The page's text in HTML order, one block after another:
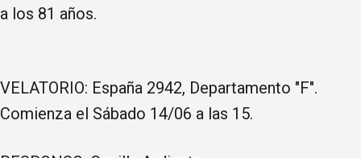
a los 81 años.
VELATORIO: España 2942, Departamento "F".
Comienza el Sábado 14/06 a las 15.